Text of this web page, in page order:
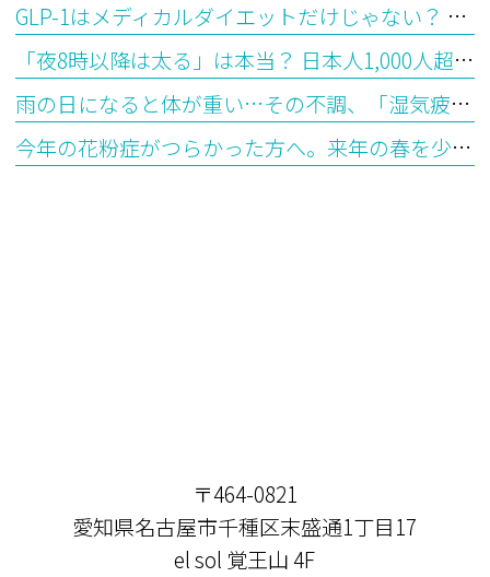
GLP-1はメディカルダイエットだけじゃない？ 最新研究で見えてきた意外な可能性
「夜8時以降は太る」は本当？ 日本人1,000人超の最新研究から見えてきた“食べる時間”とダイエットの意外な関係
雨の日になると体が重い…その不調、「湿気疲れ」かもしれません ― 漢方で考える水滞（すいたい）とは
今年の花粉症がつらかった方へ。来年の春を少し楽にする「今から始めるシダキュア治療」
〒464-0821
愛知県名古屋市千種区末盛通1丁目17
el sol 覚王山 4F